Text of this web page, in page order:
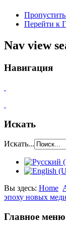
Перейти к
Nav view
Навигация
Искать
Искать...
Вы здесь: Home
эпоху новых
Главное меню